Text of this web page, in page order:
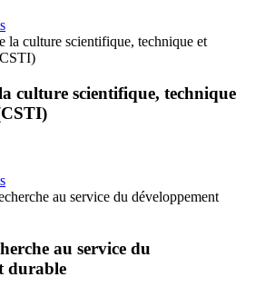
la culture scientifique, technique et
culture scientifique, technique
au service du développement
au service du
durable